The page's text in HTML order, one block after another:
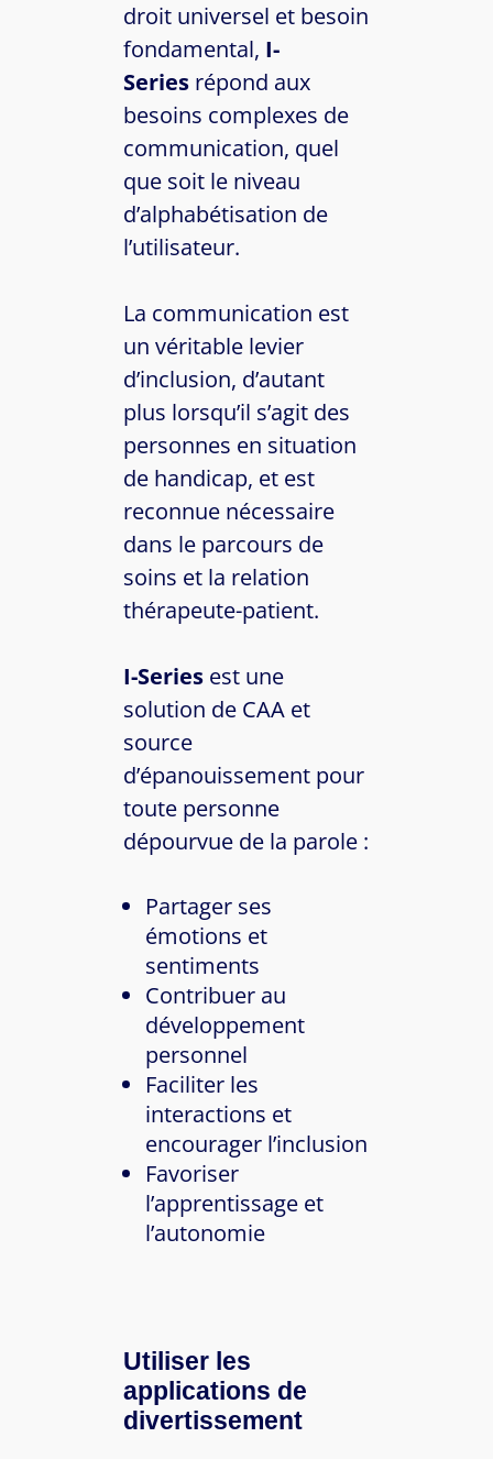
droit universel et besoin
fondamental, I-
Series répond aux
besoins complexes de
communication, quel
que soit le niveau
d’alphabétisation de
l’utilisateur.
La communication est
un véritable levier
d’inclusion, d’autant
plus lorsqu’il s’agit des
personnes en situation
de handicap, et est
reconnue nécessaire
dans le parcours de
soins et la relation
thérapeute-patient.
I-Series est une
solution de CAA et
source
d’épanouissement pour
toute personne
dépourvue de la parole :
Partager ses
émotions et
sentiments
Contribuer au
développement
personnel
Faciliter les
interactions et
encourager l’inclusion
Favoriser
l’apprentissage et
l’autonomie
Utiliser les
applications de
divertissement